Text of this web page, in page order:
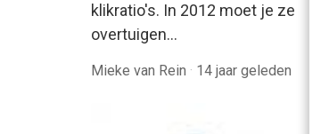
klikratio's. In 2012 moet je ze
overtuigen…
Mieke van Rein · 14 jaar geleden